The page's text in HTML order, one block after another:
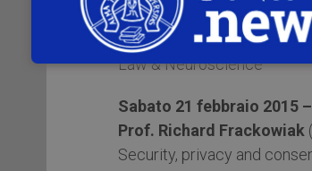
Lunedì 16 febbraio 2015
Prof. Dennis Patterson
Law & Neuroscience
Sabato 21 febbraio 2015
Prof. Richard Frackowiak
Security, privacy and